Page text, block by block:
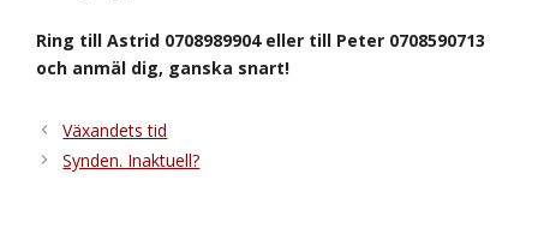
Ring till Astrid 0708989904 eller till Peter 0708590713
och anmäl dig, ganska snart!
Växandets tid
Synden. Inaktuell?